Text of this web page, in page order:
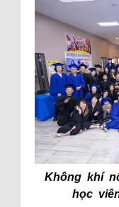
Không khí
học